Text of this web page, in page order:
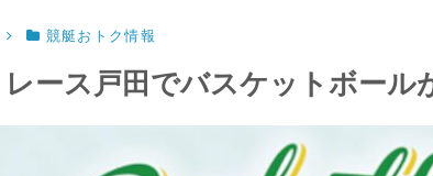
競艇おトク情報
ース戸田でバスケットボール